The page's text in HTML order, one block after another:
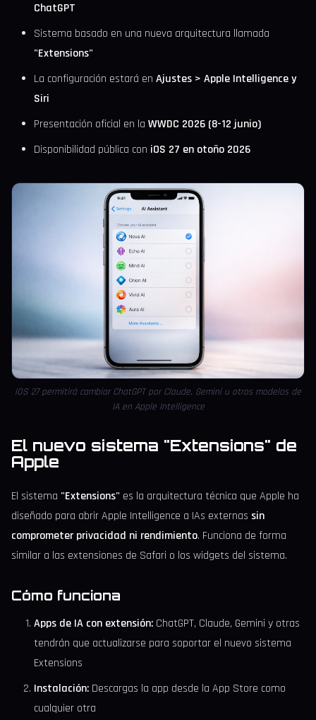
ChatGPT
Sistema basado en una nueva arquitectura llamada
"Extensions"
La configuración estará en Ajustes > Apple Intelligence y
Siri
Presentación oficial en la WWDC 2026 (8-12 junio)
Disponibilidad pública con iOS 27 en otoño 2026
iOS 27 permitirá cambiar ChatGPT por Claude, Gemini u otros modelos de
IA en Apple Intelligence
El nuevo sistema "Extensions" de
Apple
El sistema "Extensions" es la arquitectura técnica que Apple ha
diseñado para abrir Apple Intelligence a IAs externas sin
comprometer privacidad ni rendimiento. Funciona de forma
similar a las extensiones de Safari o los widgets del sistema.
Cómo funciona
Apps de IA con extensión: ChatGPT, Claude, Gemini y otras
tendrán que actualizarse para soportar el nuevo sistema
Extensions
Instalación: Descargas la app desde la App Store como
cualquier otra